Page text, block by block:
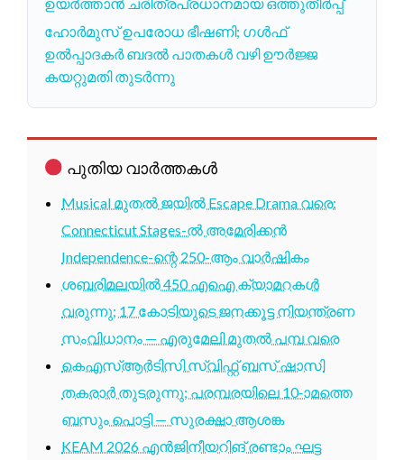
ഹോർമുസ് ഉപരോധ ഭീഷണി; ഗൾഫ്
ഉൽപ്പാദകർ ബദൽ പാതകൾ വഴി ഊർജ്ജ
കയറ്റുമതി തുടർന്നു
പുതിയ വാർത്തകൾ
Musical മുതൽ ജയിൽ Escape Drama വരെ:
Connecticut Stages-ൽ അമേരിക്കൻ
Independence-ന്റെ 250-ആം വാർഷികം
ശബരിമലയിൽ 450 എഐ ക്യാമറകൾ
വരുന്നു; 17 കോടിയുടെ ജനക്കൂട്ട നിയന്ത്രണ
സംവിധാനം — എരുമേലി മുതൽ പമ്പ വരെ
കെഎസ്ആർടിസി സ്വിഫ്റ്റ് ബസ് ഷാസി
തകരാർ തുടരുന്നു; പരമ്പരയിലെ 10-ാമത്തെ
ബസും പൊട്ടി — സുരക്ഷാ ആശങ്ക
KEAM 2026 എൻജിനീയറിങ് രണ്ടാം ഘട്ട